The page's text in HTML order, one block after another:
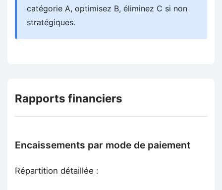
catégorie A, optimisez B, éliminez C si non
stratégiques.
Rapports financiers
Encaissements par mode de paiement
Répartition détaillée :